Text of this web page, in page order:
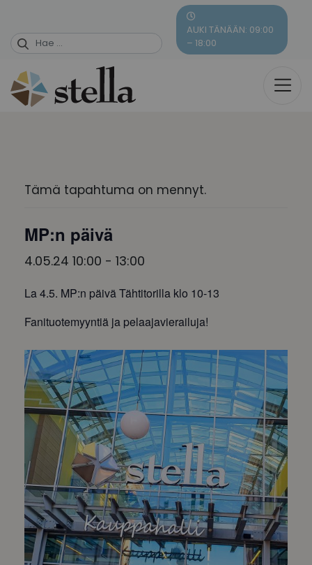
content
AUKI TÄNÄÄN: 09:00
– 18:00
Tämä tapahtuma on mennyt.
MP:n päivä
4.05.24 10:00 - 13:00
La 4.5. MP:n päivä Tähtitorilla klo 10-13
Fanituotemyyntiä ja pelaajavierailuja!